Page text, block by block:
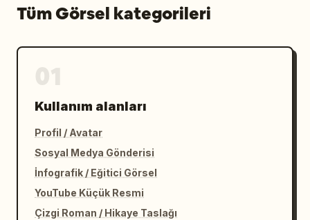
Tüm Görsel kategorileri
Kullanım alanları
Profil / Avatar
Sosyal Medya Gönderisi
İnfografik / Eğitici Görsel
YouTube Küçük Resmi
Çizgi Roman / Hikaye Taslağı